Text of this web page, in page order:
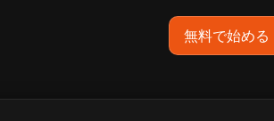
無料で始める